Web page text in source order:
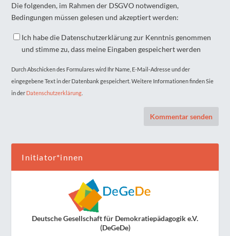
Die folgenden, im Rahmen der DSGVO notwendigen,
Bedingungen müssen gelesen und akzeptiert werden:
Ich habe die Datenschutzerklärung zur Kenntnis genommen
und stimme zu, dass meine Eingaben gespeichert werden
Durch Abschicken des Formulares wird Ihr Name, E-Mail-Adresse und der
eingegebene Text in der Datenbank gespeichert. Weitere Informationen finden Sie
in der Datenschutzerklärung
Initiator*innen
Deutsche Gesellschaft für Demokratiepädagogik e.V.
(DeGeDe)